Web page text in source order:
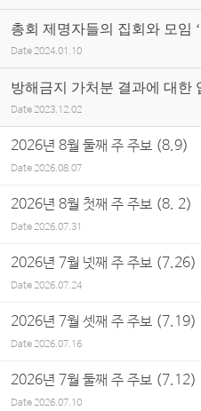
총회 제명자들의 집회와 모임
Date 2024.01.10
방해금지 가처분 결과에 대한
Date 2023.12.02
2026년 8월 둘째 주 주보 (8.9)
Date2026.08.07
2026년 8월 첫째 주 주보 (8. 2)
Date2026.07.31
2026년 7월 넷째 주 주보 (7.26)
Date2026.07.24
2026년 7월 셋째 주 주보 (7.19)
Date2026.07.16
2026년 7월 둘째 주 주보 (7.12)
Date2026.07.10